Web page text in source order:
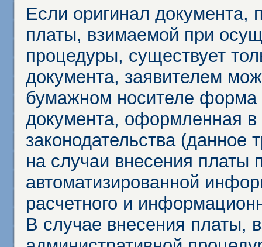
Если оригинал документа,
платы, взимаемой при
процедуры, существует
документа, заявителем
бумажном носителе форма
документа, оформленная в
законодательства (данное
на случаи внесения платы
автоматизированной
расчетного и
В случае внесения платы,